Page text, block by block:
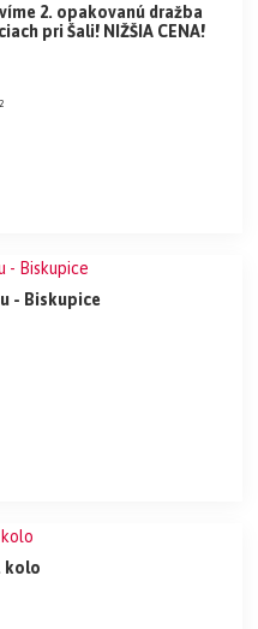
2. opakovanú dražba
pri Šali! NIŽŠIA CENA!
- Biskupice
kolo